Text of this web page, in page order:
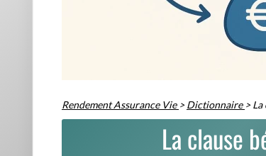
Rendement Assurance Vie >Dictionnaire >La
La clause